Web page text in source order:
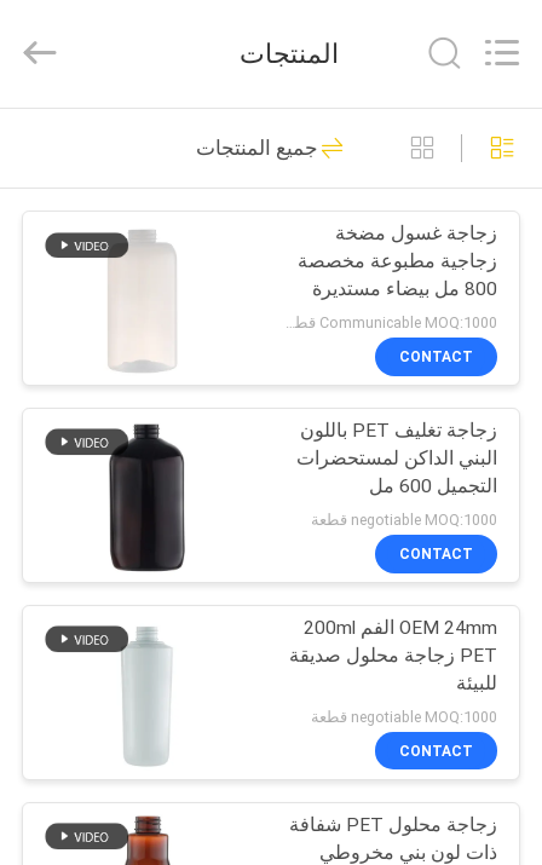
منزل،
بيت
منتجات
معلومات
جولة
المعمل
مراقبة
الجودة
اتصل
أخبار
Industry
Rights
مضخة محلول بلاستيك
80
مضخة موزع غسول
93
مضخة غسول التجميل
37
المنتجات
جميع المنتجات
زجاجة غسول مضخة
زجاجية مطبوعة مخصصة
800 مل بيضاء مستديرة
بوسطن فارغة
Communicable MOQ:1000 قطعة
CONTACT
زجاجة تغليف PET باللون
البني الداكن لمستحضرات
التجميل 600 مل
negotiable MOQ:1000 قطعة
CONTACT
OEM 24mm الفم 200ml
PET زجاجة محلول صديقة
للبيئة
negotiable MOQ:1000 قطعة
CONTACT
زجاجة محلول PET شفافة
ذات لون بني مخروطي